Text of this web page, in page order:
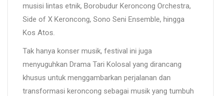
musisi lintas etnik, Borobudur Keroncong Orchestra,
Side of X Keroncong, Sono Seni Ensemble, hingga
Kos Atos.
Tak hanya konser musik, festival ini juga
menyuguhkan Drama Tari Kolosal yang dirancang
khusus untuk menggambarkan perjalanan dan
transformasi keroncong sebagai musik yang tumbuh